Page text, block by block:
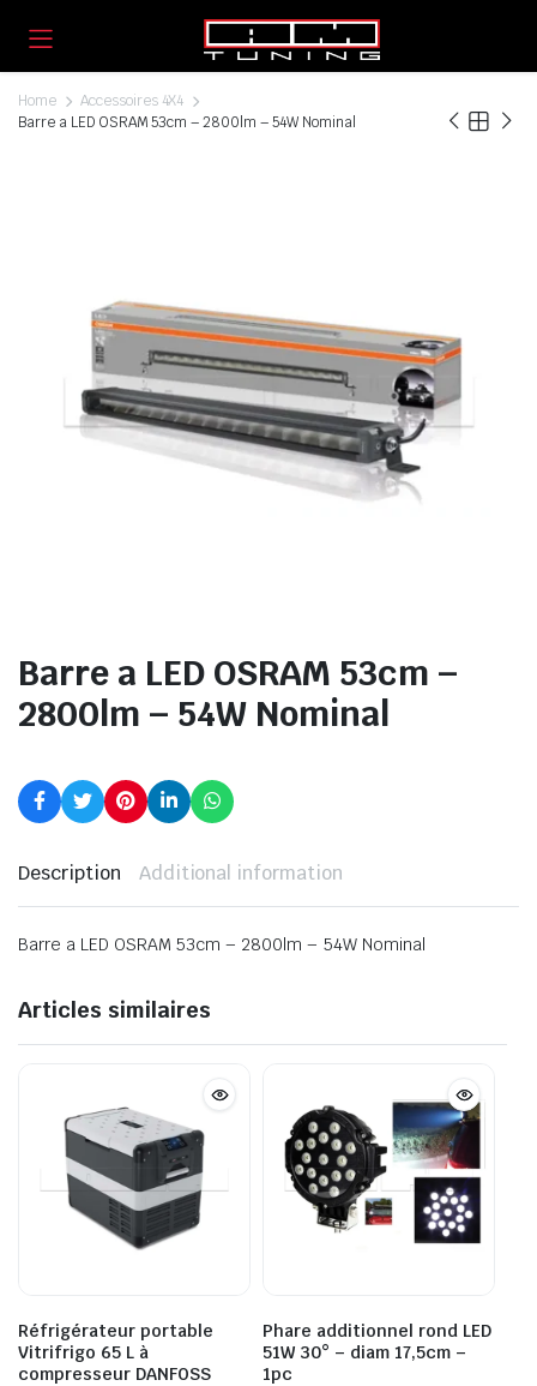
Home
Accessoires 4X4
Barre a LED OSRAM 53cm – 2800lm – 54W Nominal
Barre a LED OSRAM 53cm –
2800lm – 54W Nominal
Description Additional information
Barre a LED OSRAM 53cm – 2800lm – 54W Nominal
Articles similaires
Réfrigérateur portable
Vitrifrigo 65 L à
compresseur DANFOSS
Phare additionnel rond LED
51W 30° – diam 17,5cm –
1pc